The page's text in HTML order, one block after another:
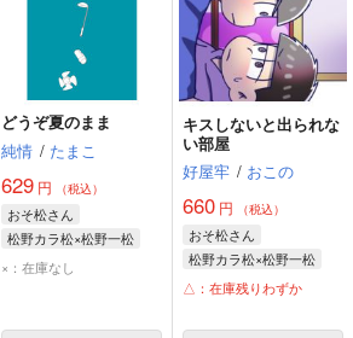
どうぞ夏のまま
純情 / たまこ
629 円 （税込）
おそ松さん
松野カラ松×松野一松
松野カラ松
×：在庫なし
キスしないと出られな
い部屋
好屋牢 / おこの
660円 （税込）
おそ松さん
松野カラ松×松野一松
松野カラ松
松野一松
△：在庫残りわずか